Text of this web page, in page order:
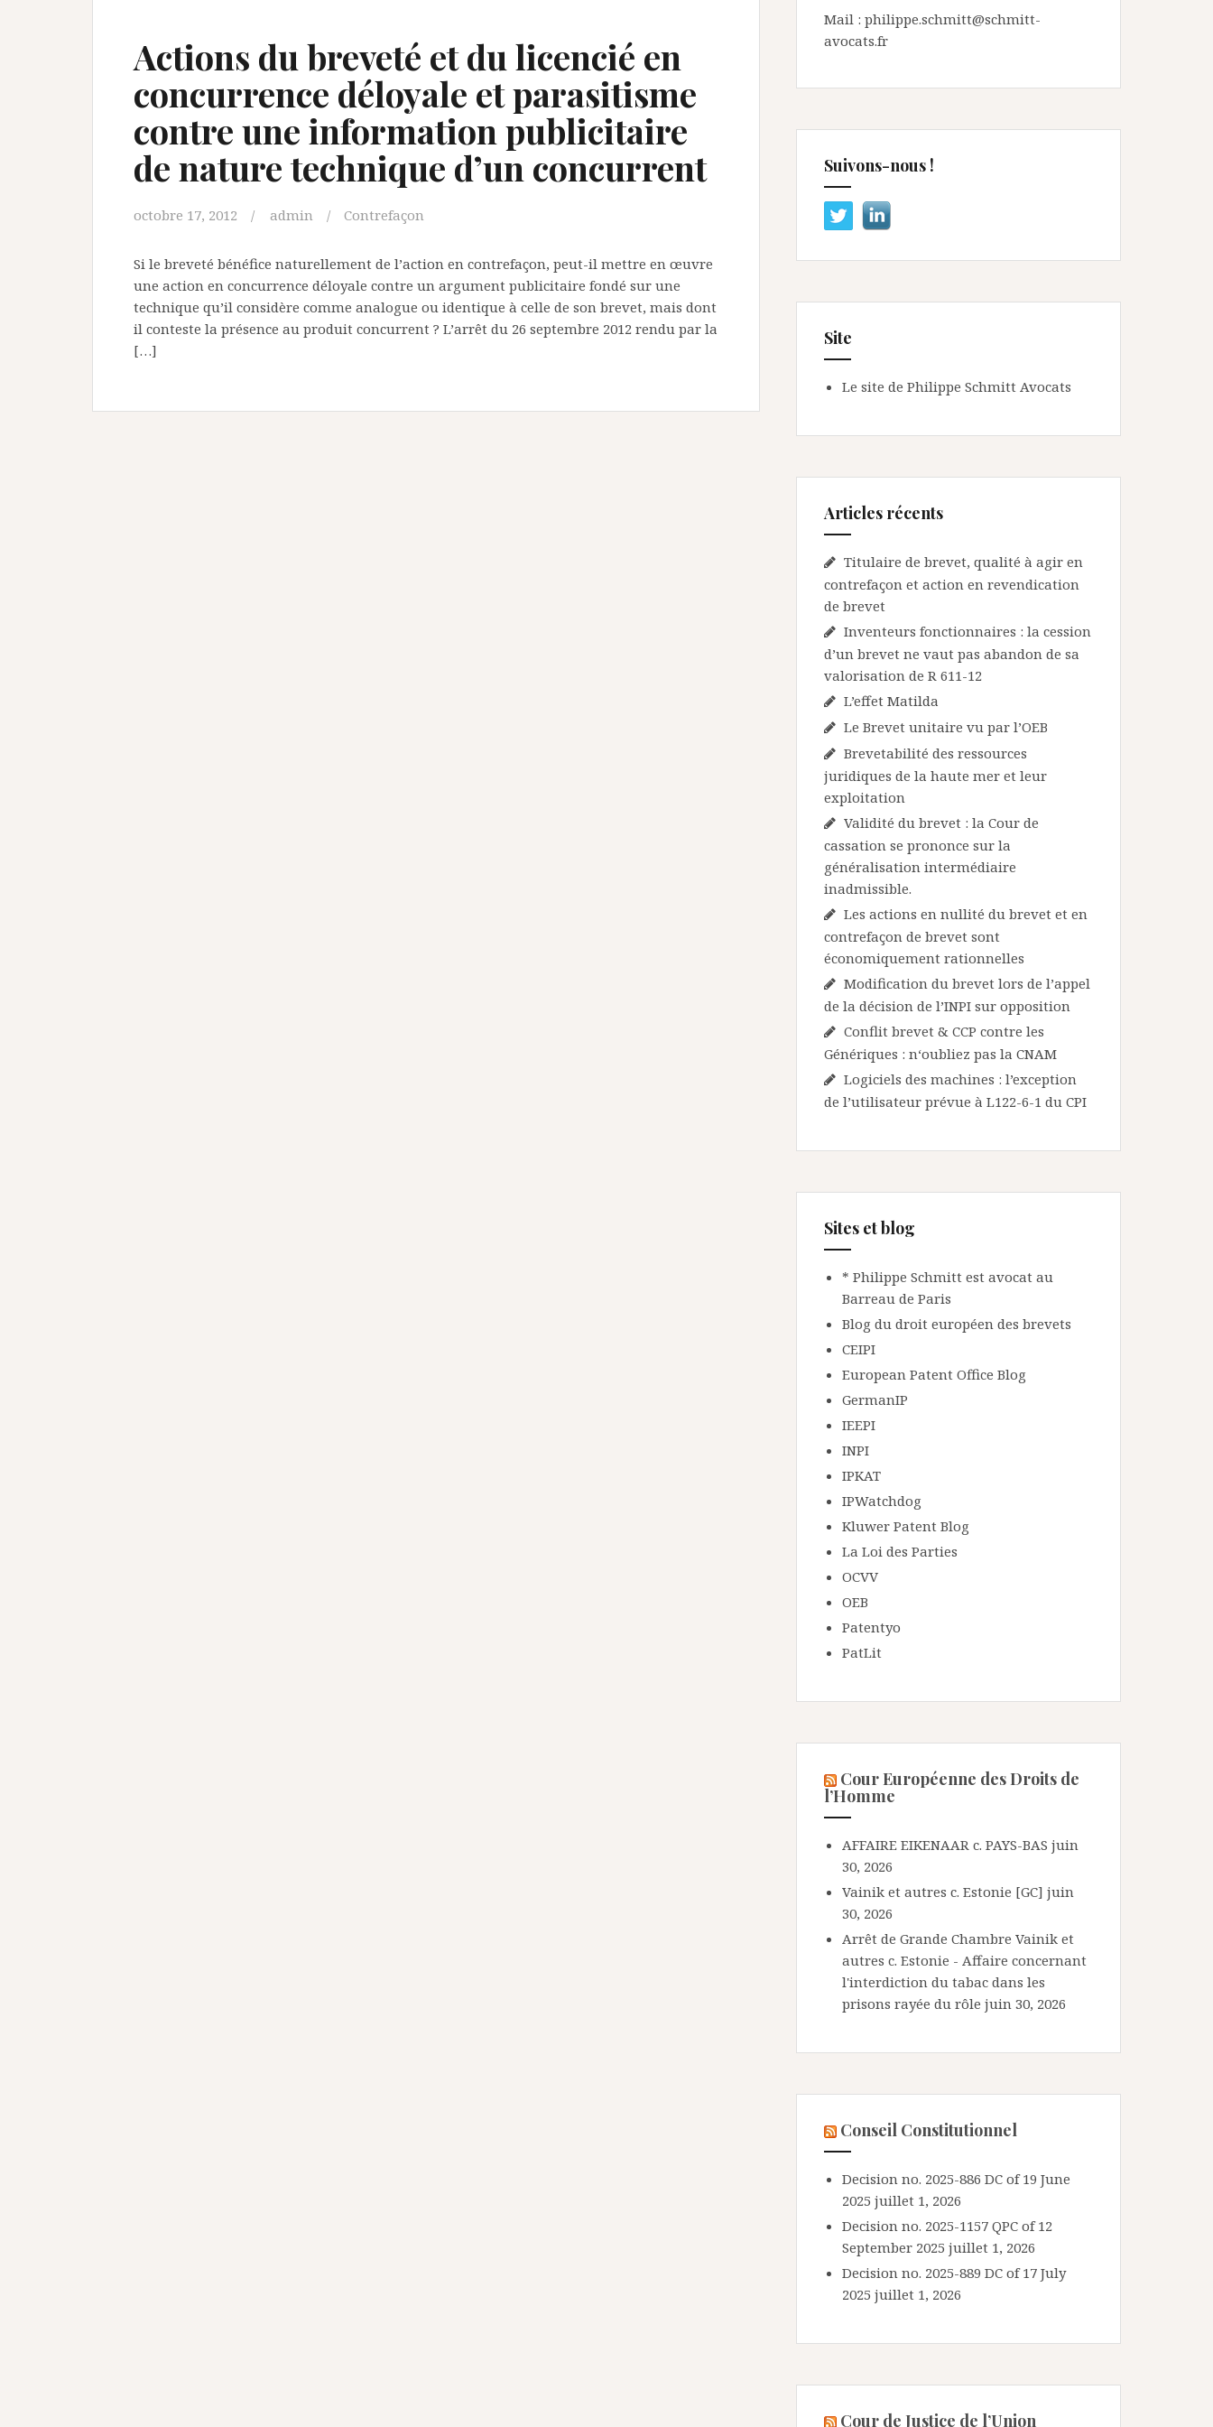
Actions du breveté et du licencié en
concurrence déloyale et parasitisme
contre une information publicitaire
de nature technique d’un concurrent
octobre 17, 2012 admin Contrefaçon
Si le breveté bénéfice naturellement de l’action en contrefaçon, peut-il mettre en œuvre
une action en concurrence déloyale contre un argument publicitaire fondé sur une
technique qu’il considère comme analogue ou identique à celle de son brevet, mais dont
il conteste la présence au produit concurrent ? L’arrêt du 26 septembre 2012 rendu par la
[…]
Mail : philippe.schmitt@schmitt-
avocats.fr
Suivons-nous !
Site
Le site de Philippe Schmitt Avocats
Articles récents
Titulaire de brevet, qualité à agir en
contrefaçon et action en revendication
de brevet
Inventeurs fonctionnaires : la cession
d’un brevet ne vaut pas abandon de sa
valorisation de R 611-12
L’effet Matilda
Le Brevet unitaire vu par l’OEB
Brevetabilité des ressources
juridiques de la haute mer et leur
exploitation
Validité du brevet : la Cour de
cassation se prononce sur la
généralisation intermédiaire
inadmissible.
Les actions en nullité du brevet et en
contrefaçon de brevet sont
économiquement rationnelles
Modification du brevet lors de l’appel
de la décision de l’INPI sur opposition
Conflit brevet & CCP contre les
Génériques : n‘oubliez pas la CNAM
Logiciels des machines : l’exception
de l’utilisateur prévue à L122-6-1 du CPI
Sites et blog
* Philippe Schmitt est avocat au
Barreau de Paris
Blog du droit européen des brevets
CEIPI
European Patent Office Blog
GermanIP
IEEPI
INPI
IPKAT
IPWatchdog
Kluwer Patent Blog
La Loi des Parties
OCVV
OEB
Patentyo
PatLit
Cour Européenne des Droits de
l’Homme
AFFAIRE EIKENAAR c. PAYS-BAS juin
30, 2026
Vainik et autres c. Estonie [GC] juin
30, 2026
Arrêt de Grande Chambre Vainik et
autres c. Estonie - Affaire concernant
l'interdiction du tabac dans les
prisons rayée du rôle juin 30, 2026
Conseil Constitutionnel
Decision no. 2025-886 DC of 19 June
2025 juillet 1, 2026
Decision no. 2025-1157 QPC of 12
September 2025 juillet 1, 2026
Decision no. 2025-889 DC of 17 July
2025 juillet 1, 2026
Cour de Justice de l’Union